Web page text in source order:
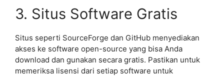
3. Situs Software Gratis
Situs seperti SourceForge dan GitHub menyediakan
akses ke software open-source yang bisa Anda
download dan gunakan secara gratis. Pastikan untuk
memeriksa lisensi dari setiap software untuk